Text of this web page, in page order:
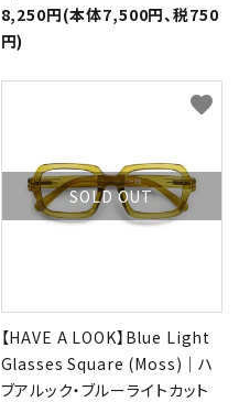
8,250円(本体7,500円、税750
円)
SOLD OUT
【HAVE A LOOK】Blue Light
Glasses Square (Moss)｜ハ
ブアルック・ブルーライトカット
favorite